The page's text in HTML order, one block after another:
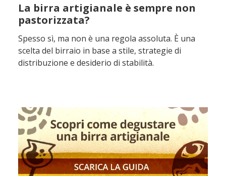
La birra artigianale è sempre non
pastorizzata?
Spesso sì, ma non è una regola assoluta. È una
scelta del birraio in base a stile, strategie di
distribuzione e desiderio di stabilità.